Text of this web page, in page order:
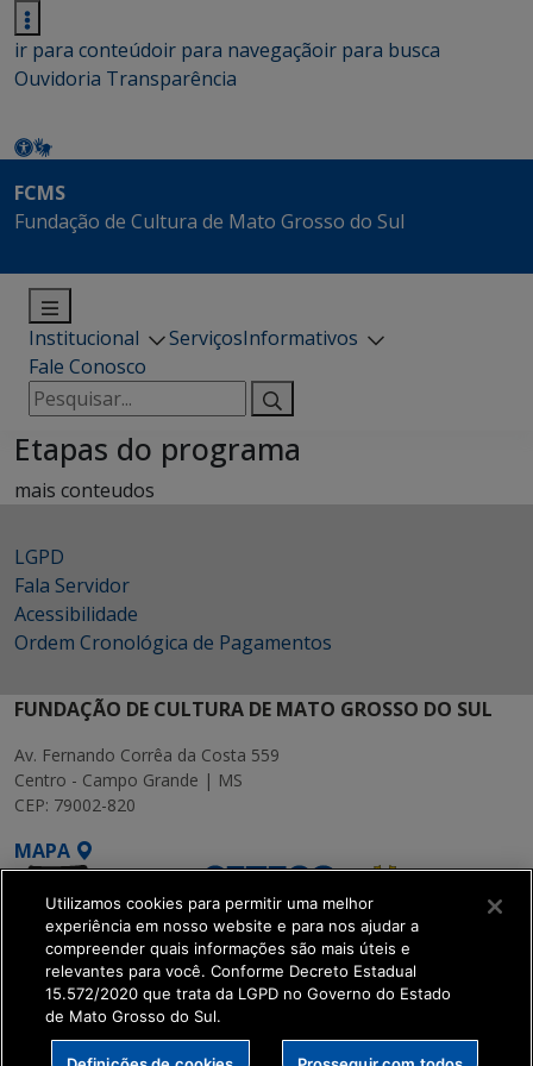
ir para conteúdoir para navegaçãoir para busca
Ouvidoria Transparência
FCMS
Fundação de Cultura de Mato Grosso do Sul
Institucional ServiçosInformativos
Fale Conosco
Pesquisar
por:
Etapas do programa
mais conteudos
LGPD
Fala Servidor
Acessibilidade
Ordem Cronológica de Pagamentos
FUNDAÇÃO DE CULTURA DE MATO GROSSO DO SUL
Av. Fernando Corrêa da Costa 559
Centro - Campo Grande | MS
CEP: 79002-820
MAPA
SETDIG | Secretaria-
Executiva de
Transformação Digital
Utilizamos cookies para permitir uma melhor
experiência em nosso website e para nos ajudar a
compreender quais informações são mais úteis e
relevantes para você. Conforme Decreto Estadual
15.572/2020 que trata da LGPD no Governo do Estado
de Mato Grosso do Sul.